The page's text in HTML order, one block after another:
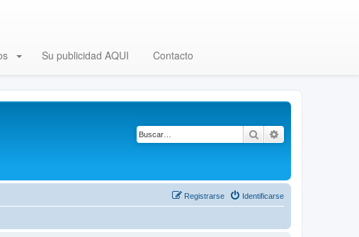
Su publicidad AQUI Contacto
Buscar
Identificarse
Registrarse